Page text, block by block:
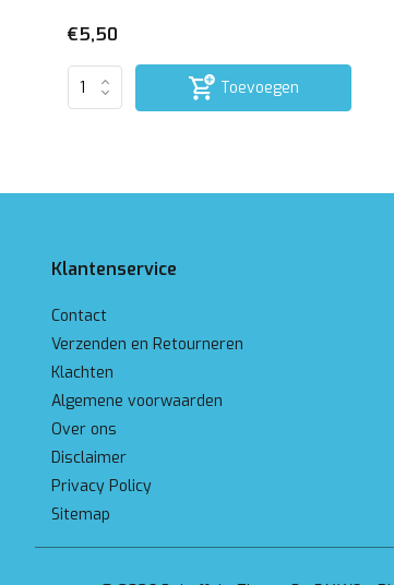
€5,50
Toevoegen
Klantenservice
Contact
Verzenden en Retourneren
Klachten
Algemene voorwaarden
Over ons
Disclaimer
Privacy Policy
Sitemap